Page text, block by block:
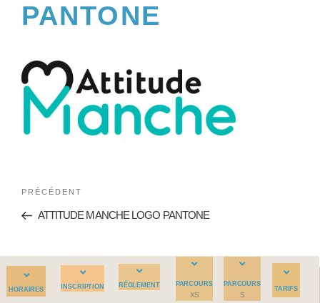
PANTONE
PRÉCÉDENT
ATTITUDE MANCHE LOGO PANTONE
PARCOURS
S
PARCOURS
XS
HORAIRES TARIFS
RÉGLEMENT
INSCRIPTION